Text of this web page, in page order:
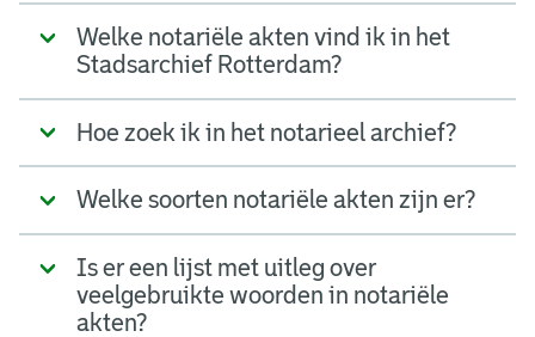
Welke notariële akten vind ik in het
Stadsarchief Rotterdam?
Hoe zoek ik in het notarieel archief?
Welke soorten notariële akten zijn er?
Is er een lijst met uitleg over
veelgebruikte woorden in notariële
akten?